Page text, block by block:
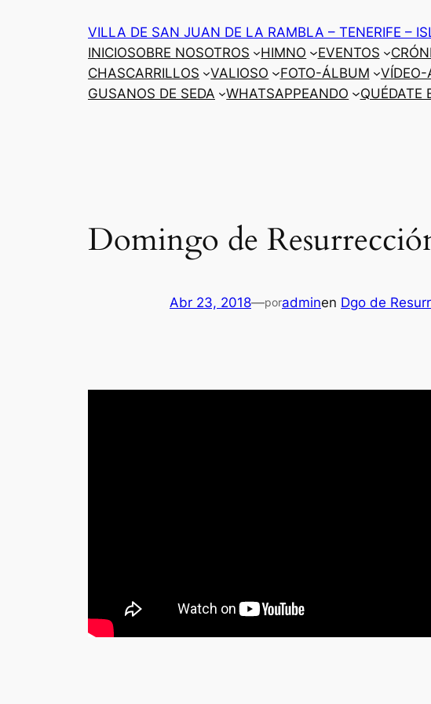
VILLA DE SAN JUAN DE LA RAMBLA – TENERIFE –
INICIOSOBRE NOSOTROS HIMNO EVENTOS
CHASCARRILLOS
VALIOSO FOTO-ÁLBUM VÍDEO-
GUSANOS DE SEDA
WHATSAPPEANDO QUÉDATE
Domingo de
Abr 23, 2018—poradminen Dgo de